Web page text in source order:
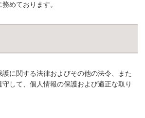
めております。
に関する法律およびその他の法令、また
して、個人情報の保護および適正な取り